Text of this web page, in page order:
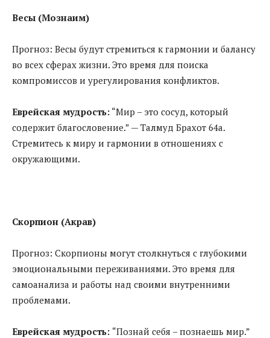
Весы (Мознаим)
Прогноз: Весы будут стремиться к гармонии и балансу
во всех сферах жизни. Это время для поиска
компромиссов и урегулирования конфликтов.
Еврейская мудрость: “Мир – это сосуд, который
содержит благословение.” — Талмуд Брахот 64a.
Стремитесь к миру и гармонии в отношениях с
окружающими.
Скорпион (Акрав)
Прогноз: Скорпионы могут столкнуться с глубокими
эмоциональными переживаниями. Это время для
самоанализа и работы над своими внутренними
проблемами.
Еврейская мудрость: “Познай себя – познаешь мир.”